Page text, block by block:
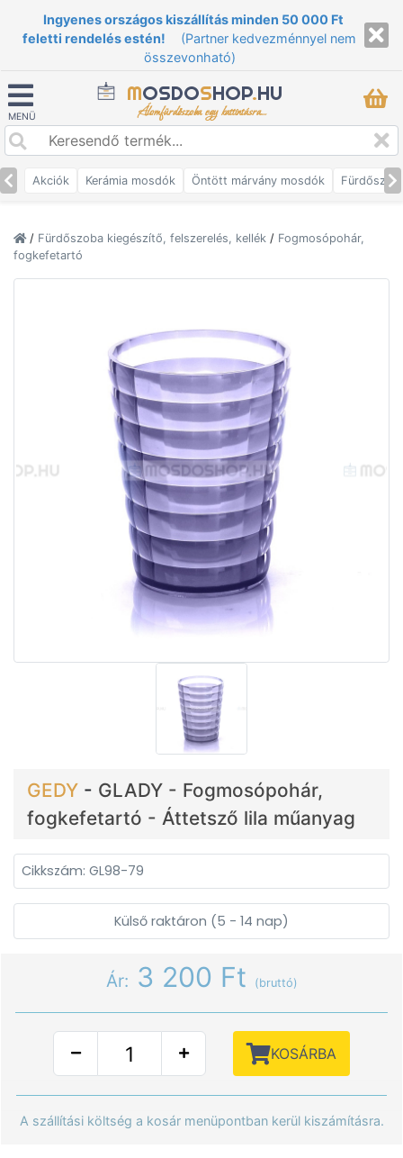
Ingyenes országos kiszállítás minden 50 000 Ft
feletti rendelés estén!
(Partner kedvezménnyel nem
összevonható)
MENÜ
MOSDOSHOP.HU
Álomfürdőszoba egy kattintásra...
Akciók Kerámia mosdók Öntött márvány mosdók
/ Fürdőszoba kiegészítő, felszerelés, kellék / Fogmosópohár,
fogkefetartó
GEDY - GLADY - Fogmosópohár,
fogkefetartó - Áttetsző lila műanyag
Cikkszám: GL98-79
Külső raktáron (5 - 14 nap)
Ár: 3 200 Ft (bruttó)
KOSÁRBA
A szállítási költség a kosár menüpontban kerül kiszámításra.